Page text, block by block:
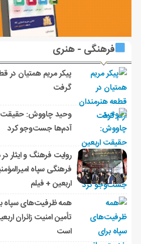
فرهنگی - هنری
پیکر مریم همتیان در
گرفت
وحید چاووش: حقیقت
آدم‌ها جست‌وجو کرد
روایت فرهنگ و ایثار
فرهنگی سپاه
اربعین + فیلم
همه ظرفیت‌های سپاه
تأمین امنیت زائران
است